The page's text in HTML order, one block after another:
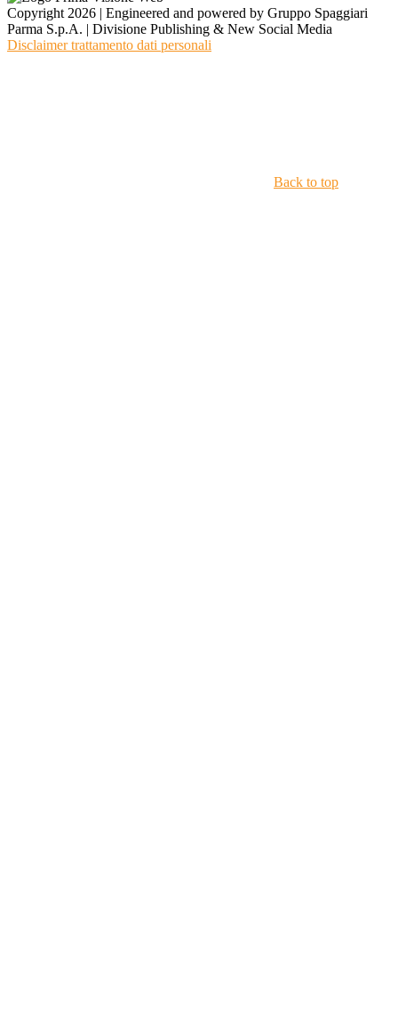
Copyright 2026 | Engineered and powered by Gruppo Spaggiari
Parma S.p.A. | Divisione Publishing & New Social Media
Disclaimer trattamento dati personali
Back to top